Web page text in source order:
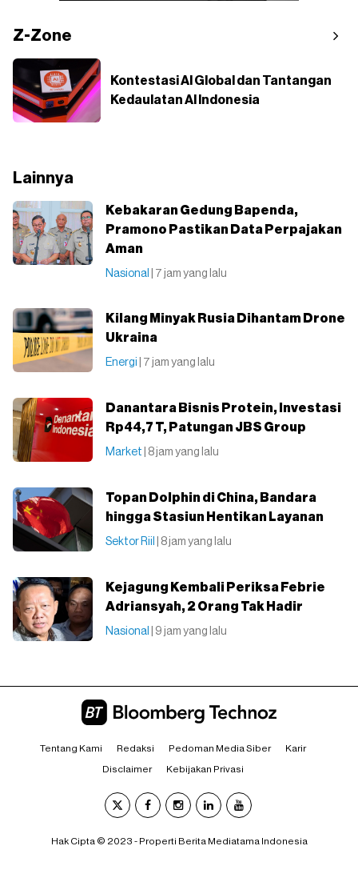
Z-Zone
Kontestasi AI Global dan Tantangan
Kedaulatan AI Indonesia
Lainnya
Kebakaran Gedung Bapenda,
Pramono Pastikan Data Perpajakan
Aman
Nasional | 7 jam yang lalu
Kilang Minyak Rusia Dihantam Drone
Ukraina
Energi | 7 jam yang lalu
Danantara Bisnis Protein, Investasi
Rp44,7 T, Patungan JBS Group
Market | 8 jam yang lalu
Topan Dolphin di China, Bandara
hingga Stasiun Hentikan Layanan
Sektor Riil | 8 jam yang lalu
Kejagung Kembali Periksa Febrie
Adriansyah, 2 Orang Tak Hadir
Nasional | 9 jam yang lalu
Tentang Kami Redaksi Pedoman Media Siber Karir
Disclaimer Kebijakan Privasi
Hak Cipta © 2023 - Properti Berita Mediatama Indonesia